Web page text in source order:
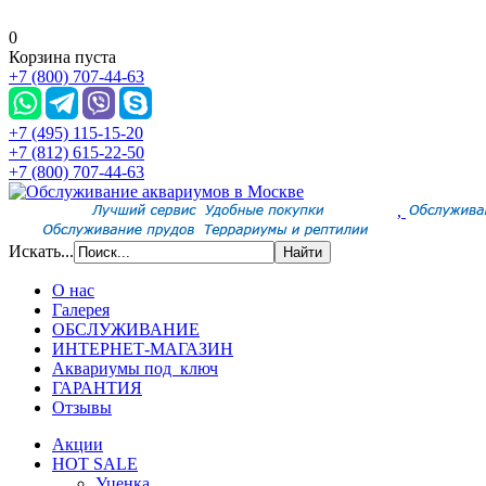
0
Корзина пуста
+7 (800) 707-44-63
+7 (495) 115-15-20
+7 (812) 615-22-50
+7 (800) 707-44-63
,
Искать...
О нас
Галерея
ОБСЛУЖИВАНИЕ
ИНТЕРНЕТ-МАГАЗИН
Аквариумы под ключ
ГАРАНТИЯ
Отзывы
Акции
HOT SALE